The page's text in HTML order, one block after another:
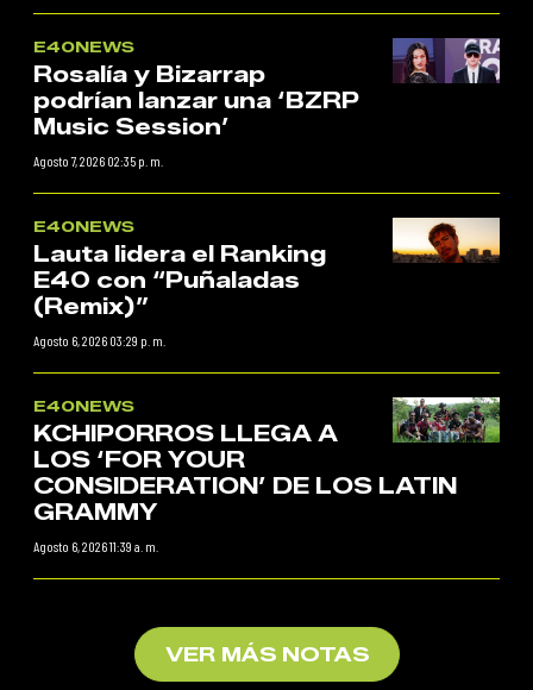
E40NEWS
Rosalía y Bizarrap
podrían lanzar una ‘BZRP
Music Session’
Agosto 7, 2026 02:35 p. m.
E40NEWS
Lauta lidera el Ranking
E40 con “Puñaladas
(Remix)”
Agosto 6, 2026 03:29 p. m.
E40NEWS
KCHIPORROS LLEGA A
LOS ‘FOR YOUR
CONSIDERATION’ DE LOS LATIN
GRAMMY
Agosto 6, 2026 11:39 a. m.
VER MÁS NOTAS